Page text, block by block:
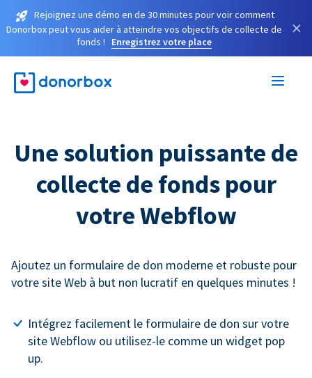
Rejoignez une démo en de 30 minutes pour voir comment
Donorbox peut vous aider à atteindre vos objectifs de collecte de
fonds !
Enregistrez votre place
×
Une solution puissante de
collecte de fonds pour
votre Webflow
Ajoutez un formulaire de don moderne et robuste pour
votre site Web à but non lucratif en quelques minutes !
Intégrez facilement le formulaire de don sur votre
site Webflow ou utilisez-le comme un widget pop
up.